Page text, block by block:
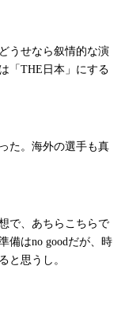
うせなら叙情的な演
「THE日本」にする
た。海外の選手も真
で、あちらこちらで
備はno goodだが、時
と思うし。